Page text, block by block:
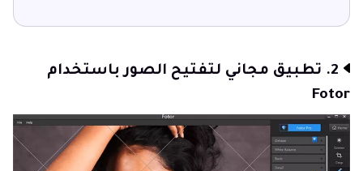
2. تطبيق مجاني لتفتيح الصور باستخدام
Fotor